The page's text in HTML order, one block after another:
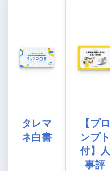
タレマ
ネ白書
【プロ
ンプト
付】人
事評